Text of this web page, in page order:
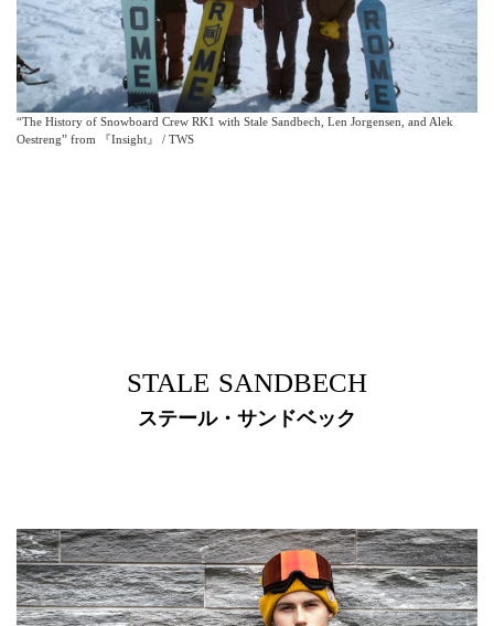
“The History of Snowboard Crew RK1 with Stale Sandbech, Len Jorgensen, and Alek
Oestreng” from 『Insight』 / TWS
STALE SANDBECH
ステール・サンドベック